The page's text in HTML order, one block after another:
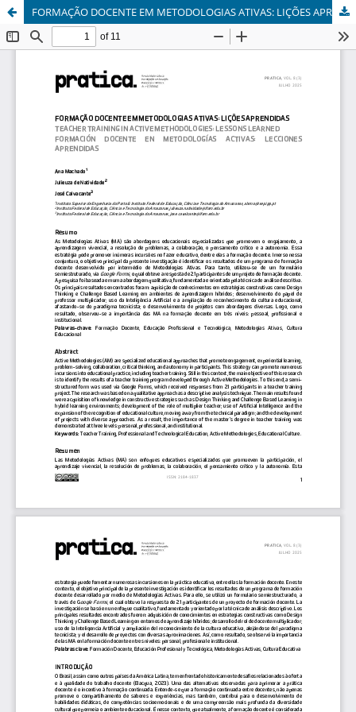
FORMAÇÃO DOCENTE EM METODOLOGIAS ATIVAS: LIÇÕES APRENDIDAS